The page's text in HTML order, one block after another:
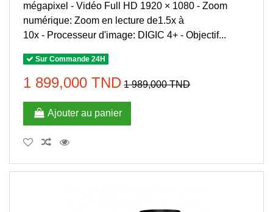
mégapixel - Vidéo Full HD 1920 × 1080 - Zoom
numérique: Zoom en lecture de1.5x à
10x - Processeur d'image: DIGIC 4+ - Objectif...
Sur Commande 24H
1 899,000 TND 1 989,000 TND
Ajouter au panier